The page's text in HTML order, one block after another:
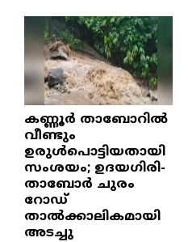
കണ്ണൂർ താബോറിൽ
വീണ്ടും
ഉരുൾപൊട്ടിയതായി
സംശയം; ഉദയഗിരി-
താബോർ ചുരം
റോഡ്
താൽക്കാലികമായി
അടച്ചു